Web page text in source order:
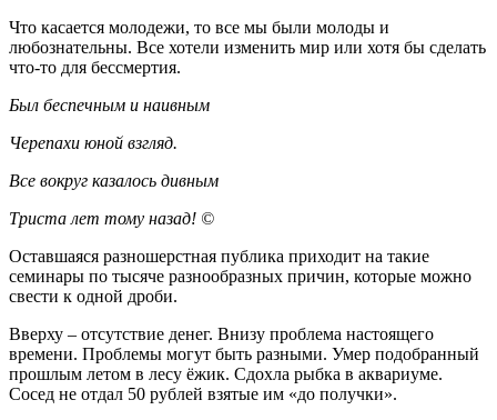
Что касается молодежи, то все мы были молоды и
любознательны. Все хотели изменить мир или хотя бы сделать
что-то для бессмертия.
Был беспечным и наивным
Черепахи юной взгляд.
Все вокруг казалось дивным
Триста лет тому назад! ©
Оставшаяся разношерстная публика приходит на такие
семинары по тысяче разнообразных причин, которые можно
свести к одной дроби.
Вверху – отсутствие денег. Внизу проблема настоящего
времени. Проблемы могут быть разными. Умер подобранный
прошлым летом в лесу ёжик. Сдохла рыбка в аквариуме.
Сосед не отдал 50 рублей взятые им «до получки».